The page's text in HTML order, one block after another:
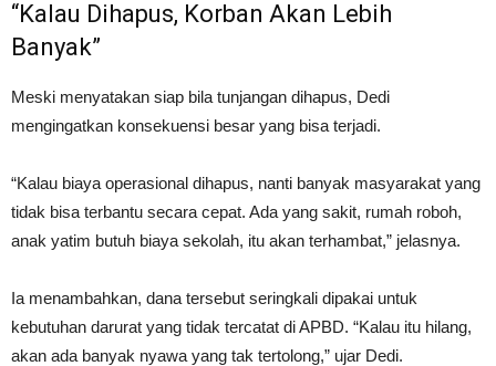
“Kalau Dihapus, Korban Akan Lebih
Banyak”
Meski menyatakan siap bila tunjangan dihapus, Dedi
mengingatkan konsekuensi besar yang bisa terjadi.
“Kalau biaya operasional dihapus, nanti banyak masyarakat yang
tidak bisa terbantu secara cepat. Ada yang sakit, rumah roboh,
anak yatim butuh biaya sekolah, itu akan terhambat,” jelasnya.
Ia menambahkan, dana tersebut seringkali dipakai untuk
kebutuhan darurat yang tidak tercatat di APBD. “Kalau itu hilang,
akan ada banyak nyawa yang tak tertolong,” ujar Dedi.